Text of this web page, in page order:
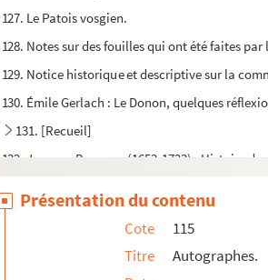
127. Le Patois vosgien.
128. Notes sur des fouilles qui ont été faites
129. Notice historique et descriptive sur la
130. Émile Gerlach : Le Donon, quelques
131. [Recueil]
132. Jacques Basnage (1653-1723) : Histoire
Présentation du contenu
Cote
115
Titre
Autographes.